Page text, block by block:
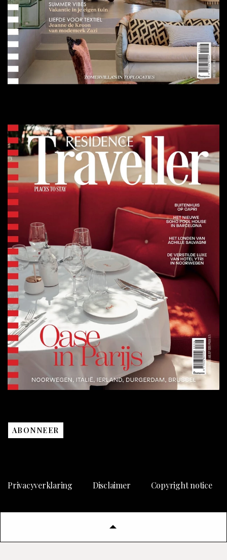
ABONNEER
Privacyverklaring Disclaimer Copyright notice